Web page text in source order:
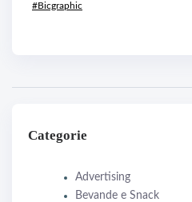
#Bicgraphic
Categorie
Advertising
Bevande e Snack